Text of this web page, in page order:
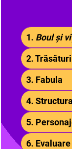
1. Boul și
2.
3. Fabula
4.
5.
6. Evaluare